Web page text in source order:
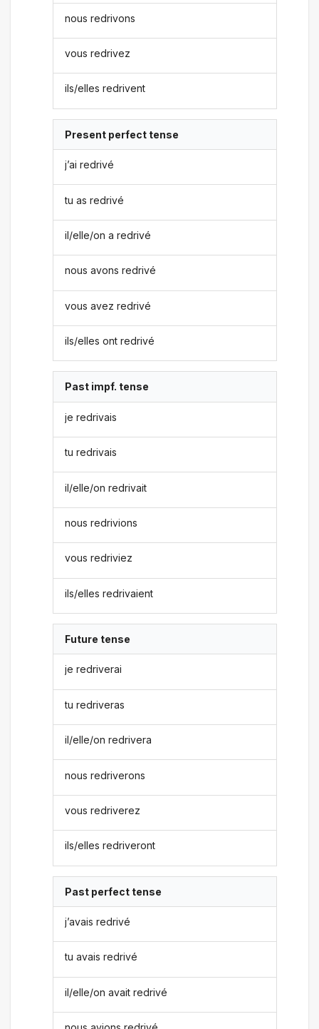
nous redrivons
vous redrivez
ils/elles redrivent
Present perfect tense
j’ai redrivé
tu as redrivé
il/elle/on a redrivé
nous avons redrivé
vous avez redrivé
ils/elles ont redrivé
Past impf. tense
je redrivais
tu redrivais
il/elle/on redrivait
nous redrivions
vous redriviez
ils/elles redrivaient
Future tense
je redriverai
tu redriveras
il/elle/on redrivera
nous redriverons
vous redriverez
ils/elles redriveront
Past perfect tense
j’avais redrivé
tu avais redrivé
il/elle/on avait redrivé